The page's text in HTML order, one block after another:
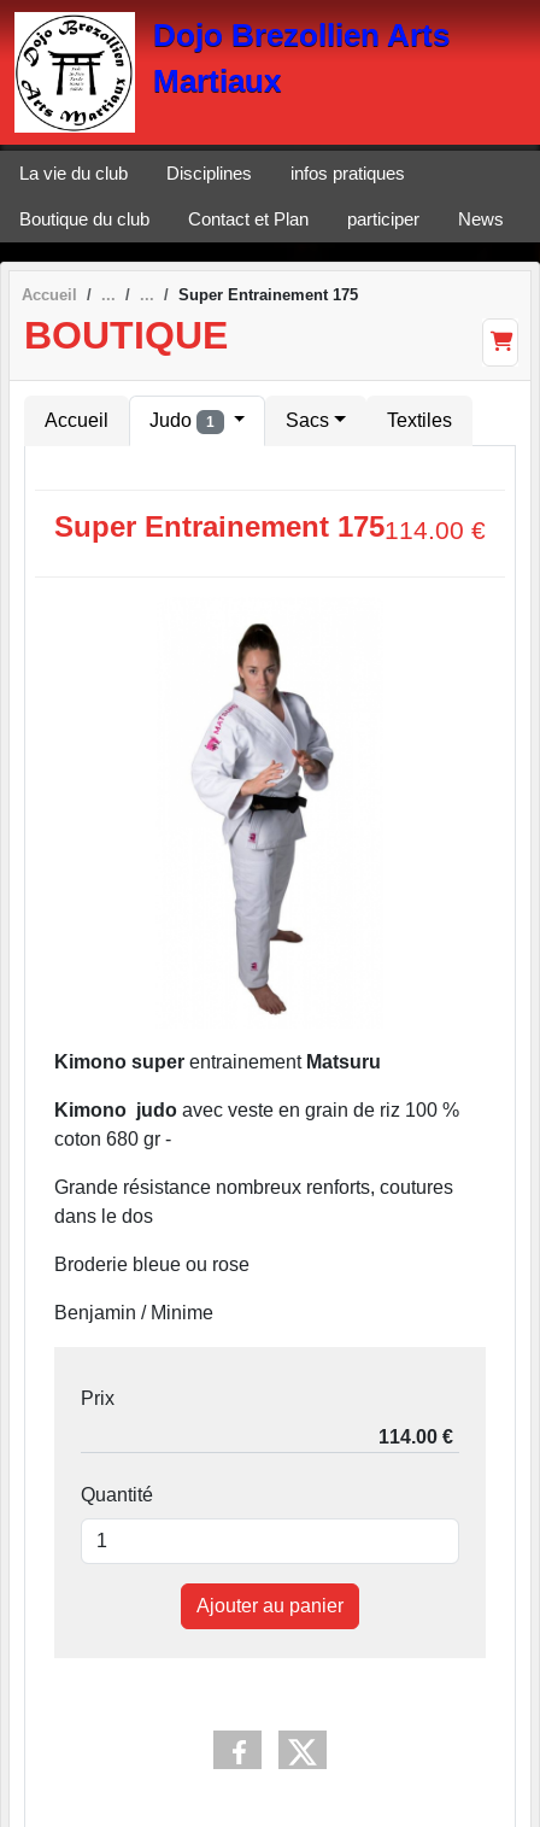
Dojo Brezollien Arts
Martiaux
La vie du club Disciplines infos pratiques
Boutique du club Contact et Plan participer News
Accueil Super Entrainement 175
BOUTIQUE
Accueil Judo 1 Sacs Textiles
Super Entrainement 175114.00 €
Kimono super entrainementMatsuru
Kimono judo avec veste en grain de riz 100 %
coton 680 gr -
Grande résistance nombreux renforts, coutures
dans le dos
Broderie bleue ou rose
Benjamin / Minime
Prix
Quantité
Ajouter au panier
Panneau de gestion des cookies